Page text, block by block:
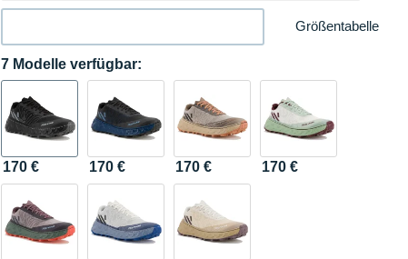
Größentabelle
7 Modelle verfügbar:
170 € 170 € 170 € 170 €